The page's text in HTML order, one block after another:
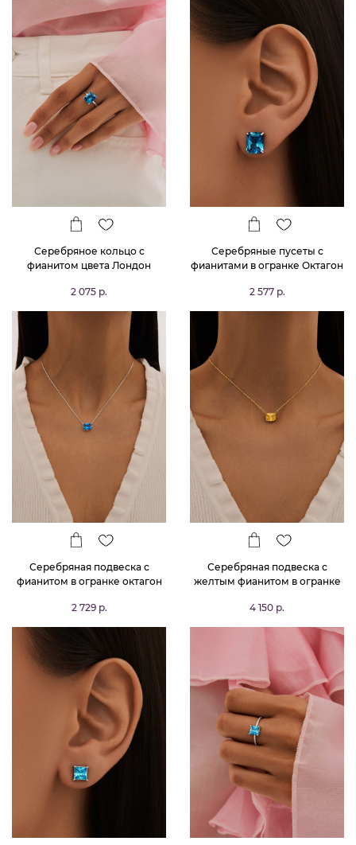
Серебряное кольцо с
фианитом цвета Лондон
2 075 р.
Серебряные пусеты с
фианитами в огранке Октагон
2 577 р.
Серебряная подвеска с
фианитом в огранке октагон
2 729 р.
Серебряная подвеска с
желтым фианитом в огранке
4 150 р.